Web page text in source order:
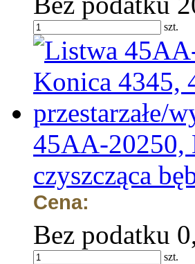
szt.
45AA-20250,
czyszcząca
Cena:
Bez podatku
szt.